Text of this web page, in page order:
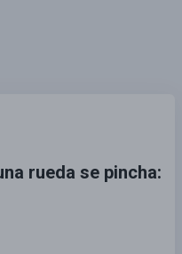
rueda se pincha: